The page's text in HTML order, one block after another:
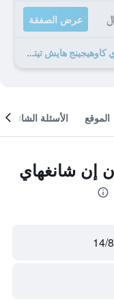
عرض الصفقة
5 صفقات إضافية لـ هيلتون جاردن إن شانغهاي كاوهيجينج هايش تيتك بارك
الموقع الأسئلة الشائعة
إن شانغهاي